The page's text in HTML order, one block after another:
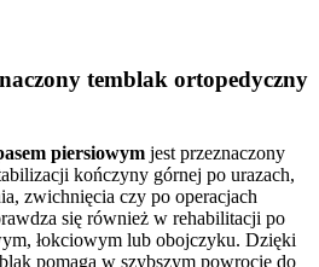
temblak ortopedyczny
piersiowym jest przeznaczony
kończyny górnej po urazach,
zwichnięcia czy po operacjach
się również w rehabilitacji po
łokciowym lub obojczyku. Dzięki
pomaga w szybszym powrocie do